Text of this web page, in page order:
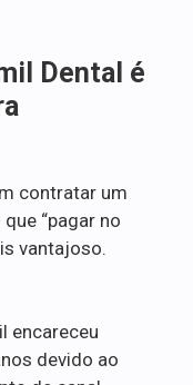
Dental é
contratar um
“pagar no
vantajoso.
encareceu
devido ao